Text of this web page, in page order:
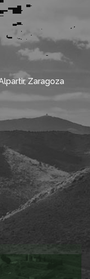
Zaragoza